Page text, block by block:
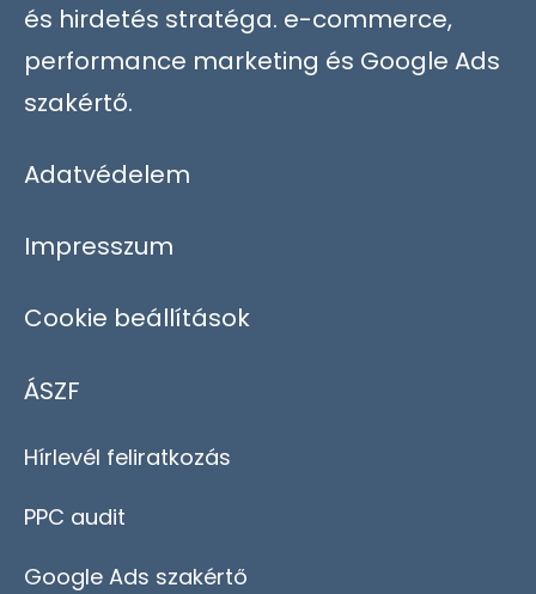
és hirdetés stratéga. e-commerce,
performance marketing és Google Ads
szakértő.
Adatvédelem
Impresszum
Cookie beállítások
ÁSZF
Hírlevél feliratkozás
PPC audit
Google Ads szakértő